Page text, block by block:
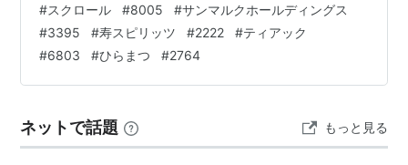
ド、特別優待電子チケット1,000円分～ 【関連記事】 ブ
ログをご覧頂き、ありがとうございます。 私は
「shousanshouuo」と申します。 中小型バリュー株を中
心とした長期投資スタンスで、 兼業投資家として活動し
#スクロール #8005 #サンマルクホールディングス
#3395 #寿スピリッツ #2222 #ティアック
#6803 #ひらまつ #2764
ネットで話題 もっと見る